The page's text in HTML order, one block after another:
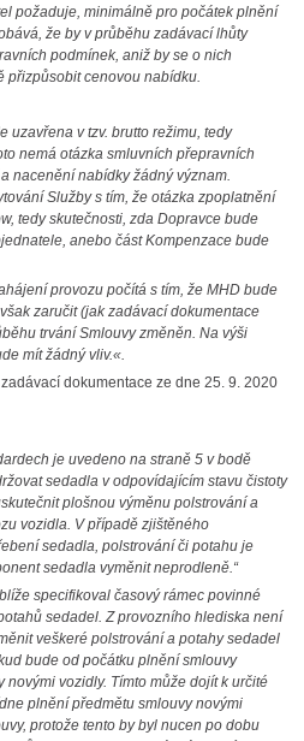
požaduje, minimálně pro počátek plnění
že by v průběhu zadávací lhůty
podmínek, aniž by se o nich
přizpůsobit cenovou nabídku.
uzavřena v tzv. brutto režimu, tedy
nemá otázka smluvních přepravních
nacenění nabídky žádný význam.
Služby s tím, že otázka zpoplatnění
tedy skutečnosti, zda Dopravce bude
anebo část Kompenzace bude
provozu počítá s tím, že MHD bude
zaručit (jak zadávací dokumentace
trvání Smlouvy změněn. Na výši
mít žádný vliv.«.
dokumentace ze dne 25. 9. 2020
je uvedeno na straně 5 v bodě
sedadla v odpovídajícím stavu čistoty
plošnou výměnu polstrování a
vozidla. V případě zjištěného
sedadla, polstrování či potahu je
sedadla vyměnit neprodleně.“
specifikoval časový rámec povinné
sedadel. Z provozního hlediska není
veškeré polstrování a potahy sedadel
bude od počátku plnění smlouvy
vozidly. Tímto může dojít k určité
plnění předmětu smlouvy novými
protože tento by byl nucen po dobu